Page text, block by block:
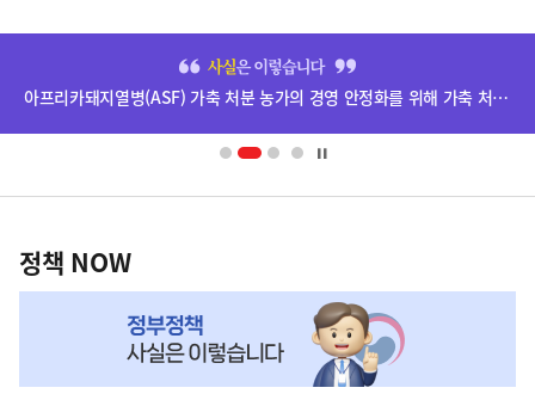
단
영
아프리카돼지열병(ASF) 가축 처분 농가의 경영 안정화를 위해 가축 처분 보상금을 신속하게 지급하겠습니다.
책
NOW,
정책 NOW